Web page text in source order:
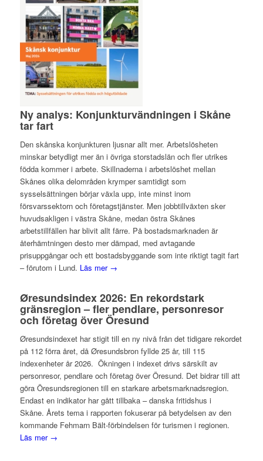
Ny analys: Konjunkturvändningen i Skåne
tar fart
Den skånska konjunkturen ljusnar allt mer. Arbetslösheten
minskar betydligt mer än i övriga storstadslän och fler utrikes
födda kommer i arbete. Skillnaderna i arbetslöshet mellan
Skånes olika delområden krymper samtidigt som
sysselsättningen börjar växla upp, inte minst inom
försvarssektorn och företagstjänster. Men jobbtillväxten sker
huvudsakligen i västra Skåne, medan östra Skånes
arbetstillfällen har blivit allt färre. På bostadsmarknaden är
återhämtningen desto mer dämpad, med avtagande
prisuppgångar och ett bostadsbyggande som inte riktigt tagit fart
– förutom i Lund. Läs mer →
Øresundsindex 2026: En rekordstark
gränsregion – fler pendlare, personresor
och företag över Öresund
Øresundsindexet har stigit till en ny nivå från det tidigare rekordet
på 112 förra året, då Øresundsbron fyllde 25 år, till 115
indexenheter år 2026. Ökningen i indexet drivs särskilt av
personresor, pendlare och företag över Öresund. Det bidrar till att
göra Öresundsregionen till en starkare arbetsmarknadsregion.
Endast en indikator har gått tillbaka – danska fritidshus i
Skåne. Årets tema i rapporten fokuserar på betydelsen av den
kommande Fehmarn Bält-förbindelsen för turismen i regionen.
Läs mer →